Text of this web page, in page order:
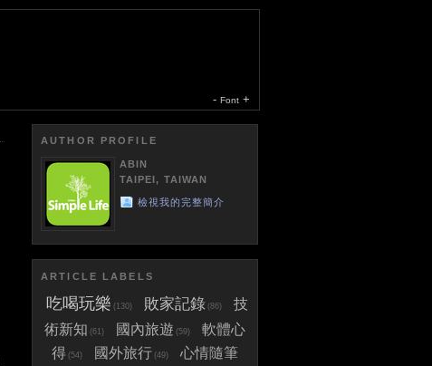
- Font +
AUTHOR PROFILE
ABIN
TAIPEI, TAIWAN
檢視我的完整簡介
ARTICLE LABELS
吃喝玩樂 (130) 敗家記錄 (86)
技
術新知 (61) 國內旅遊 (59)
軟體心
得 (54) 國外旅行 (49) 心情隨筆